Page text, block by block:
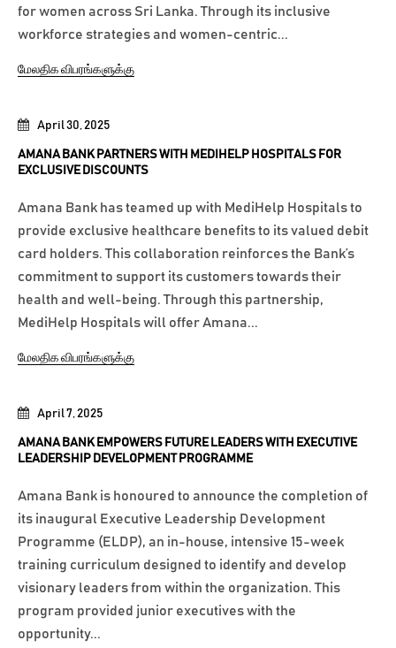
April 7, 2025
AMANA BANK EMPOWERS FUTURE LEADERS WITH EXECUTIVE
LEADERSHIP DEVELOPMENT PROGRAMME
Amana Bank is honoured to announce the completion of
its inaugural Executive Leadership Development
Programme (ELDP), an in-house, intensive 15-week
training curriculum designed to identify and develop
visionary leaders from within the organization. This
program provided junior executives with the
opportunity...
April 30, 2025
AMANA BANK PARTNERS WITH MEDIHELP HOSPITALS FOR
EXCLUSIVE DISCOUNTS
Amana Bank has teamed up with MediHelp Hospitals to
provide exclusive healthcare benefits to its valued debit
card holders. This collaboration reinforces the Bank’s
commitment to support its customers towards their
health and well-being. Through this partnership,
MediHelp Hospitals will offer Amana...
மேலதிக விபரங்களுக்கு
for women across Sri Lanka. Through its inclusive
workforce strategies and women-centric...
மேலதிக விபரங்களுக்கு